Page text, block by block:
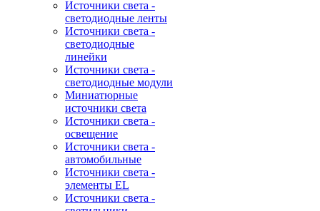
Источники света -
светодиодные ленты
Источники света -
светодиодные
линейки
Источники света -
светодиодные модули
Миниатюрные
источники света
Источники света -
освещение
Источники света -
автомобильные
Источники света -
элементы EL
Источники света -